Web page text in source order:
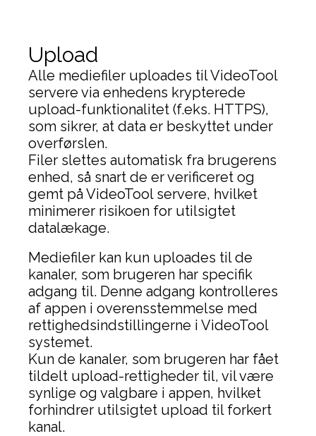
Upload
Alle mediefiler uploades til VideoTool
servere via enhedens krypterede
upload-funktionalitet (f.eks. HTTPS),
som sikrer, at data er beskyttet under
overførslen.
Filer slettes automatisk fra brugerens
enhed, så snart de er verificeret og
gemt på VideoTool servere, hvilket
minimerer risikoen for utilsigtet
datalækage.
Mediefiler kan kun uploades til de
kanaler, som brugeren har specifik
adgang til. Denne adgang kontrolleres
af appen i overensstemmelse med
rettighedsindstillingerne i VideoTool
systemet.
Kun de kanaler, som brugeren har fået
tildelt upload-rettigheder til, vil være
synlige og valgbare i appen, hvilket
forhindrer utilsigtet upload til forkert
kanal.